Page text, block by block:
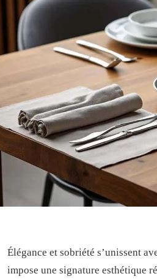
Élégance et sobriété s’unissent
impose une signature esthétique